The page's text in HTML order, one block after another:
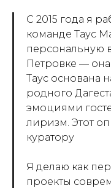
С 2015 года я
команде Таус
персональную
Петровке — она
Таус основана
родного
эмоциями
лиризм. Этот
куратору
Я делаю как
проекты